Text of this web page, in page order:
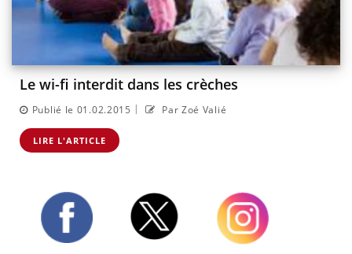
Le wi-fi interdit dans les crèches
Publié le 01.02.2015 | Par Zoé Valié
LIRE L'ARTICLE